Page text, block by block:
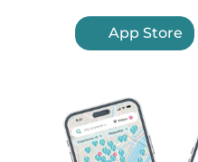
App Store